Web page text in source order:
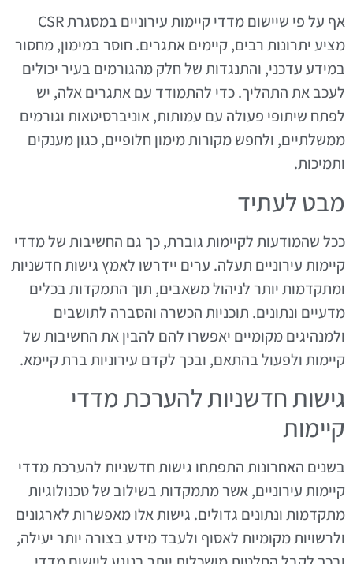
אף על פי שיישום מדדי קיימות עירוניים במסגרת CSR
מציע יתרונות רבים, קיימים אתגרים. חוסר במימון, מחסור
במידע עדכני, והתנגדות של חלק מהגורמים בעיר יכולים
לעכב את התהליך. כדי להתמודד עם אתגרים אלה, יש
לפתח שיתופי פעולה עם עמותות, אוניברסיטאות וגורמים
ממשלתיים, ולחפש מקורות מימון חלופיים, כגון מענקים
ותמיכות.
מבט לעתיד
ככל שהמודעות לקיימות גוברת, כך גם החשיבות של מדדי
קיימות עירוניים תעלה. ערים יידרשו לאמץ גישות חדשניות
ומתקדמות יותר לניהול משאבים, תוך התמקדות בכלים
מדעיים ונתונים. תוכניות הכשרה והסברה לתושבים
ולמנהיגים מקומיים יאפשרו להם להבין את החשיבות של
קיימות ולפעול בהתאם, ובכך לקדם עירוניות ברת קיימא.
גישות חדשניות להערכת מדדי
קיימות
בשנים האחרונות התפתחו גישות חדשניות להערכת מדדי
קיימות עירוניים, אשר מתמקדות בשילוב של טכנולוגיות
מתקדמות ונתונים גדולים. גישות אלו מאפשרות לארגונים
ולרשויות מקומיות לאסוף ולעבד מידע בצורה יותר יעילה,